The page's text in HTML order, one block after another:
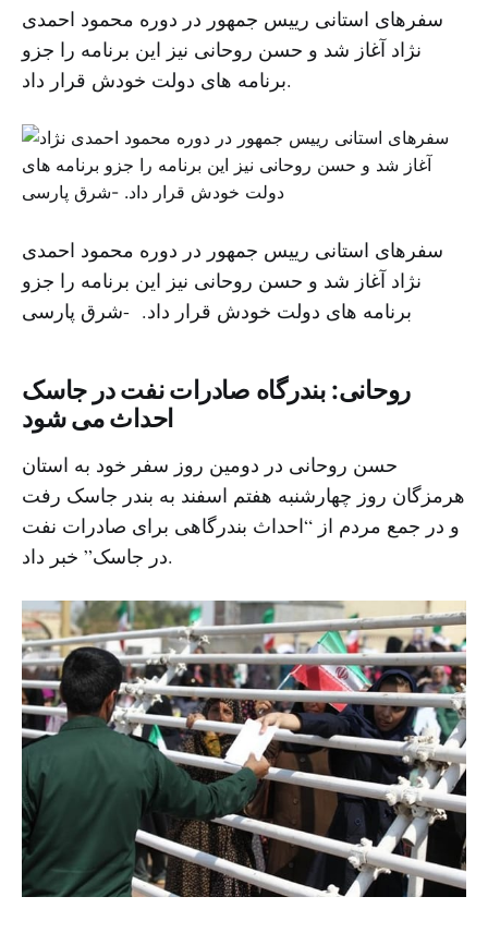
سفرهای استانی رییس جمهور در دوره محمود احمدی
نژاد آغاز شد و حسن روحانی نیز این برنامه را جزو
برنامه های دولت خودش قرار داد.
سفرهای استانی رییس جمهور در دوره محمود احمدی
نژاد آغاز شد و حسن روحانی نیز این برنامه را جزو
برنامه های دولت خودش قرار داد. -شرق پارسی
روحانی: بندرگاه صادرات نفت در جاسک
احداث می شود
حسن روحانی در دومین روز سفر خود به استان
هرمزگان روز چهارشنبه هفتم اسفند به بندر جاسک رفت
و در جمع مردم از “احداث بندرگاهی برای صادرات نفت
در جاسک” خبر داد.